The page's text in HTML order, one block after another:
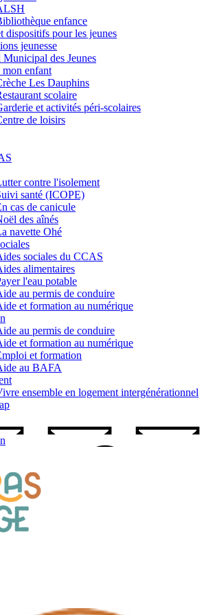
enfance
dispositifs pour les jeunes
jeunesse
Municipal des Jeunes
mon enfant
Les Dauphins
scolaire
et activités péri-scolaires
de loisirs
contre l'isolement
santé (ICOPE)
cas de canicule
des aînés
navette Ohé
sociales du CCAS
alimentaires
l'eau potable
au permis de conduire
et formation au numérique
au permis de conduire
et formation au numérique
et formation
au BAFA
ensemble en logement intergénérationnel